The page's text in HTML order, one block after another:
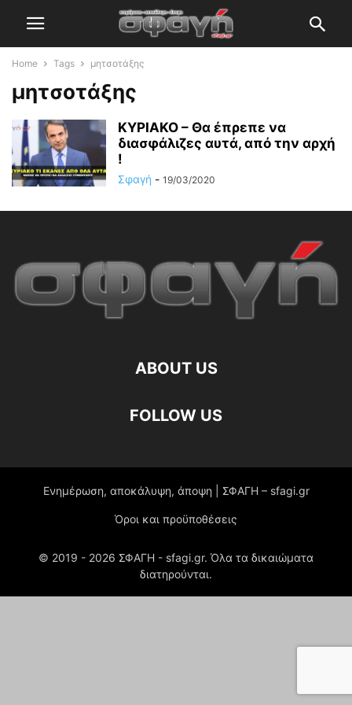
Home Tags μητσοτάξης
μητσοτάξης
ΚΥΡΙΑΚΟ – Θα έπρεπε να
διασφάλιζες αυτά, από την αρχή
!
Σφαγή - 19/03/2020
ABOUT US
FOLLOW US
Ενημέρωση, αποκάλυψη, άποψη | ΣΦΑΓΗ – sfagi.gr
Όροι και προϋποθέσεις
© 2019 - 2026 ΣΦΑΓΗ - sfagi.gr. Όλα τα δικαιώματα
διατηρούνται.